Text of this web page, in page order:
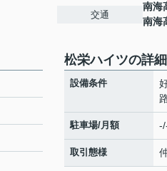
交通
南海
南海
松栄ハイツの詳
設備条件
駐車場/月額
取引態様